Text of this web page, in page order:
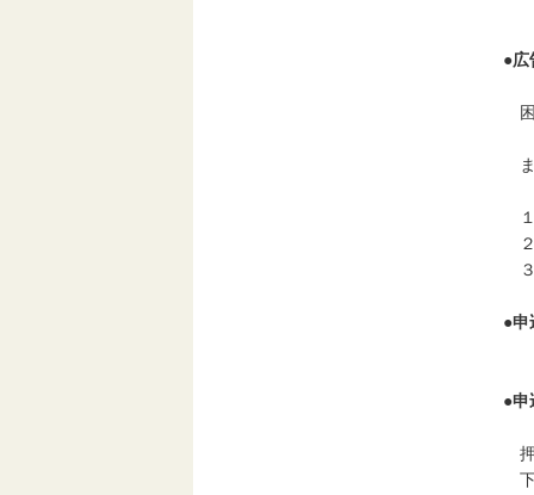
●広
お
困
な
ま
１
２
●申
お
●申
押
下